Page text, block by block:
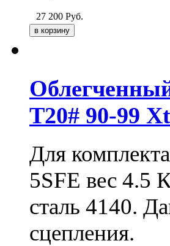
27 200 Руб.
T20# 90-99
Для
5SFE вес 4.5
сталь 4140.
сцепления.